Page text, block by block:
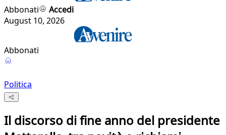
Abbonati
Accedi
August 10, 2026
Abbonati
Politica
Il discorso di fine anno del presidente